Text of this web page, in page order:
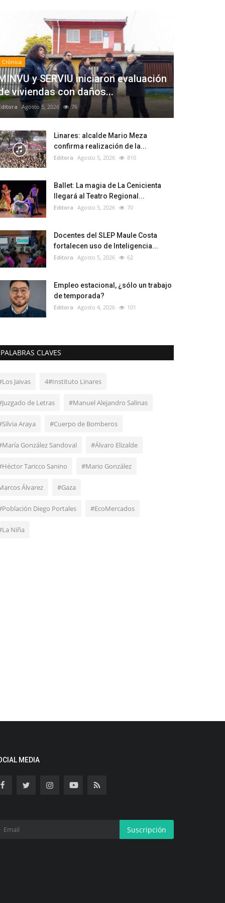
Crónica
y SERVIU iniciaron evaluación
viviendas con daños...
Agosto 5, 2026 76
Linares: alcalde Mario Meza
confirma realización de la...
Editora Agosto 5, 2026 810
Ballet: La magia de La Cenicienta
llegará al Teatro Regional...
Editora Agosto 5, 2026 70
Docentes del SLEP Maule Costa
fortalecen uso de Inteligencia...
Editora Agosto 5, 2026 62
Empleo estacional, ¿sólo un trabajo
de temporada?
Editora Agosto 4, 2026 101
PALABRAS CLAVES
Jaivas 4#Instituto Linares
de Letras #Manuel Alejandro Salinas
Araya #Cuerpo de Bomberos
González Sandoval #Álvaro Elizalde
Taricco Sanino #Mario González
Álvarez #Gaza
Diego Portales #EcoMercados
Niña
MEDIA
Suscripción